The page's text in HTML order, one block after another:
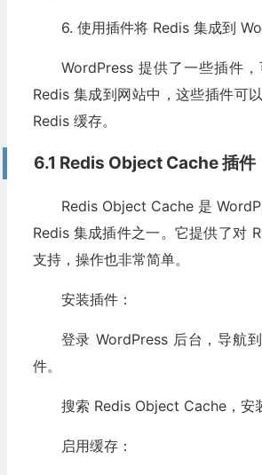
6. 使用插件将 Redis 集成到
WordPress 提供了一些插件
Redis 集成到网站中，这些插件可
Redis 缓存。
6.1 Redis Object Cache 插件
Redis Object Cache 是
Redis 集成插件之一。它提供了对
支持，操作也非常简单。
安装插件：
登录 WordPress 后台，导航
件。
搜索 Redis Object Cache，安
启用缓存：